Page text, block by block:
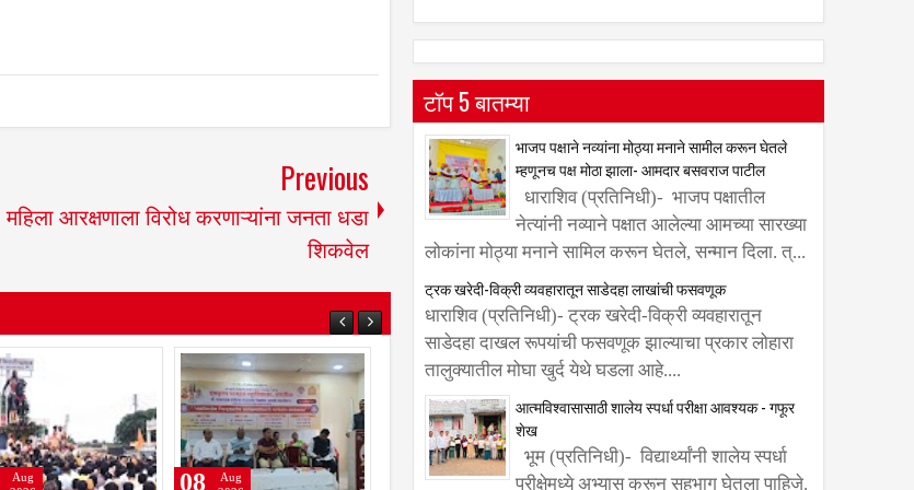
Previous
महिला आरक्षणाला विरोध करणाऱ्यांना जनता धडा
शिकवेल
Aug
08
Aug
Aug
टॉप 5 बातम्या
भाजप पक्षाने नव्यांना मोठ्या मनाने सामील करून घेतले
म्हणूनच पक्ष मोठा झाला- आमदार बसवराज पाटील
धाराशिव (प्रतिनिधी)- भाजप पक्षातील
नेत्यांनी नव्याने पक्षात आलेल्या आमच्या सारख्या
लोकांना मोठ्या मनाने सामिल करून घेतले, सन्मान दिला. त्...
ट्रक खरेदी-विक्री व्यवहारातून साडेदहा लाखांची फसवणूक
धाराशिव (प्रतिनिधी)- ट्रक खरेदी-विक्री व्यवहारातून
साडेदहा दाखल रूपयांची फसवणूक झाल्याचा प्रकार लोहारा
तालुक्यातील मोघा खुर्द येथे घडला आहे....
आत्मविश्वासासाठी शालेय स्पर्धा परीक्षा आवश्यक - गफूर
शेख
भूम (प्रतिनिधी)- विद्यार्थ्यांनी शालेय स्पर्धा
परीक्षेमध्ये अभ्यास करून सहभाग घेतला पाहिजे.